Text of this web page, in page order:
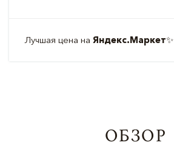
Лучшая цена на Яндекс.Маркет✨
ОБЗОР